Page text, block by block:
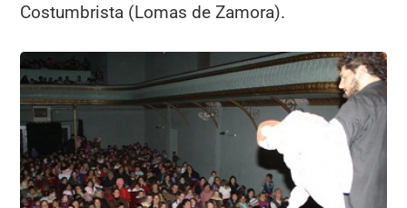
Costumbrista (Lomas de Zamora).